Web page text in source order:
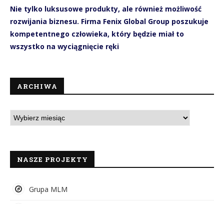
Nie tylko luksusowe produkty, ale również możliwość
rozwijania biznesu. Firma Fenix Global Group poszukuje
kompetentnego człowieka, który będzie miał to
wszystko na wyciągnięcie ręki
ARCHIWA
NASZE PROJEKTY
Grupa MLM